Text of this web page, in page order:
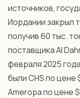
источников,
Иордании закрыл
получив 60 тыс.
поставщика Al
февраля 2025
были CHS по цене
Ameropa по цене